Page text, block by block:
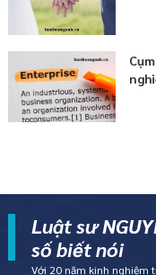
Luật sư
số biết nói
Với 20 năm kinh nghiệm